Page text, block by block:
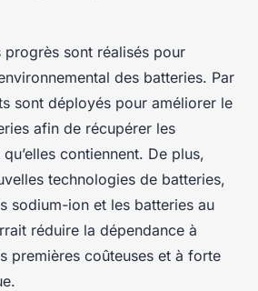
progrès sont réalisés pour
des batteries. Par
sont déployés pour améliorer le
afin de récupérer les
contiennent. De plus,
technologies de batteries,
sodium-ion et les batteries au
réduire la dépendance à
premières coûteuses et à forte